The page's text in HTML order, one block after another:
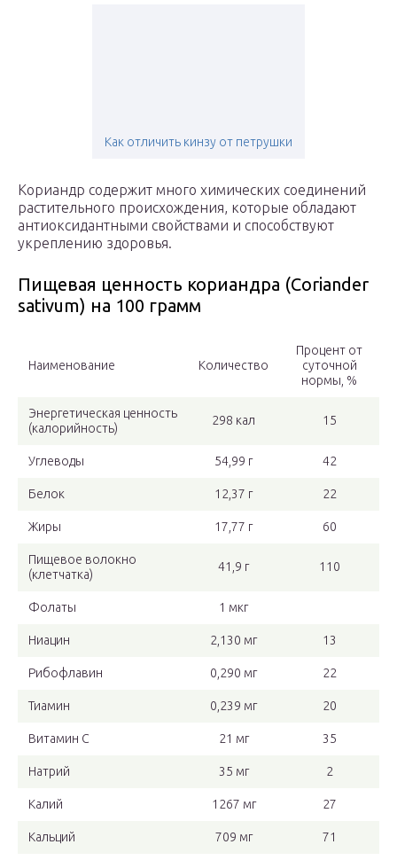
Как отличить кинзу от петрушки
Кориандр содержит много химических соединений
растительного происхождения, которые обладают
антиоксидантными свойствами и способствуют
укреплению здоровья.
Пищевая ценность кориандра (Coriander
sativum) на 100 грамм
Наименование Количество
Процент от
суточной
нормы, %
Энергетическая ценность
(калорийность)
298 кал 15
Углеводы 54,99 г 42
Белок 12,37 г 22
Жиры 17,77 г 60
Пищевое волокно
(клетчатка)
41,9 г 110
Фолаты 1 мкг
Ниацин 2,130 мг 13
Рибофлавин 0,290 мг 22
Тиамин 0,239 мг 20
Витамин C 21 мг 35
Натрий 35 мг 2
Калий 1267 мг 27
Кальций 709 мг 71